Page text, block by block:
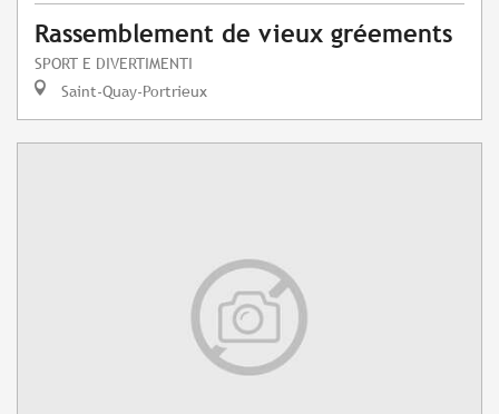
Rassemblement de vieux gréements
SPORT E DIVERTIMENTI
Saint-Quay-Portrieux